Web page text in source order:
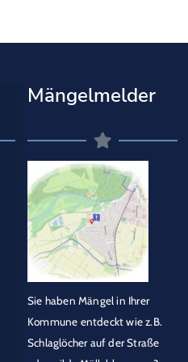
Mängelmelder
Sie haben Mängel in Ihrer
Kommune entdeckt wie z.B.
Schlaglöcher auf der Straße